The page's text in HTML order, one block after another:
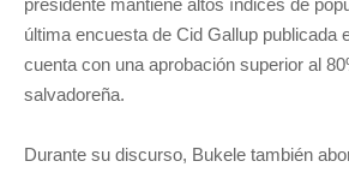
presidente mantiene altos índices de
última encuesta de Cid Gallup publicada
cuenta con una aprobación superior al
salvadoreña.
Durante su discurso, Bukele también